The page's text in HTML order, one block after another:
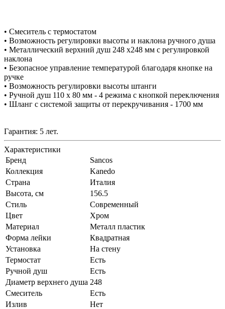
• Смеситель с термостатом
• Возможность регулировки высоты и наклона ручного душа
• Металлический верхний душ 248 x248 мм с регулировкой
наклона
• Безопасное управление температурой благодаря кнопке на
ручке
• Возможность регулировки высоты штанги
• Ручной душ 110 x 80 мм - 4 режима с кнопкой переключения
• Шланг с системой защиты от перекручивания - 1700 мм
Гарантия: 5 лет.
Характеристики
Бренд
Sancos
Коллекция
Kanedo
Страна
Италия
Высота, см
156.5
Стиль
Современный
Цвет
Хром
Материал
Металл пластик
Форма лейки
Квадратная
Установка
На стену
Термостат
Есть
Ручной душ
Есть
Диаметр верхнего душа 248
Смеситель
Есть
Излив
Нет